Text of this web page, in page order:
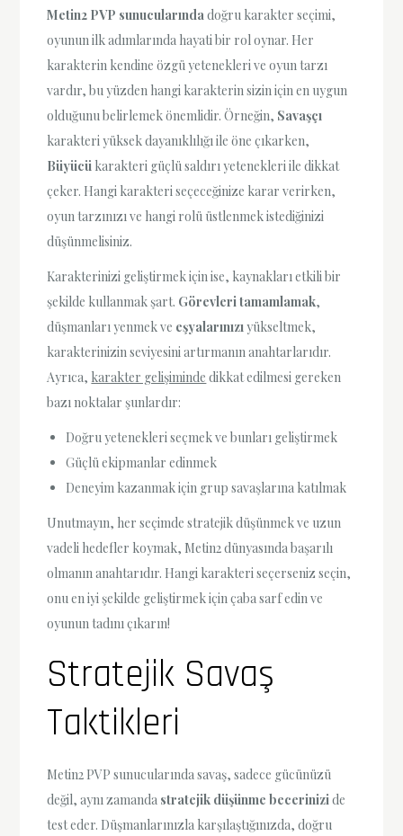
Metin2 PVP sunucularında doğru karakter seçimi,
oyunun ilk adımlarında hayati bir rol oynar. Her
karakterin kendine özgü yetenekleri ve oyun tarzı
vardır, bu yüzden hangi karakterin sizin için en uygun
olduğunu belirlemek önemlidir. Örneğin, Savaşçı
karakteri yüksek dayanıklılığı ile öne çıkarken,
Büyücü karakteri güçlü saldırı yetenekleri ile dikkat
çeker. Hangi karakteri seçeceğinize karar verirken,
oyun tarzınızı ve hangi rolü üstlenmek istediğinizi
düşünmelisiniz.
Karakterinizi geliştirmek için ise, kaynakları etkili bir
şekilde kullanmak şart. Görevleri tamamlamak,
düşmanları yenmek ve eşyalarınızı yükseltmek,
karakterinizin seviyesini artırmanın anahtarlarıdır.
Ayrıca, karakter gelişiminde dikkat edilmesi gereken
bazı noktalar şunlardır:
Doğru yetenekleri seçmek ve bunları geliştirmek
Güçlü ekipmanlar edinmek
Deneyim kazanmak için grup savaşlarına katılmak
Unutmayın, her seçimde stratejik düşünmek ve uzun
vadeli hedefler koymak, Metin2 dünyasında başarılı
olmanın anahtarıdır. Hangi karakteri seçerseniz seçin,
onu en iyi şekilde geliştirmek için çaba sarf edin ve
oyunun tadını çıkarın!
Stratejik Savaş
Taktikleri
Metin2 PVP sunucularında savaş, sadece gücünüzü
değil, aynı zamanda stratejik düşünme becerinizide
test eder. Düşmanlarınızla karşılaştığınızda, doğru